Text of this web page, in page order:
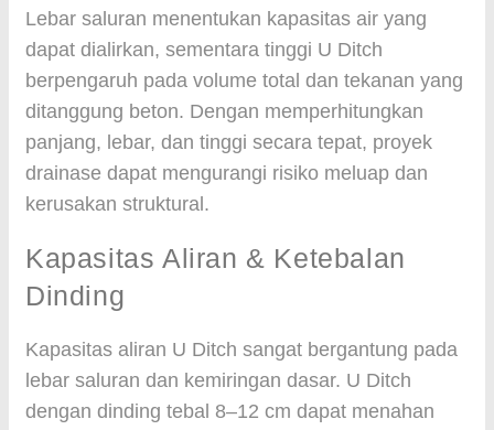
Lebar saluran menentukan kapasitas air yang
dapat dialirkan, sementara tinggi U Ditch
berpengaruh pada volume total dan tekanan yang
ditanggung beton. Dengan memperhitungkan
panjang, lebar, dan tinggi secara tepat, proyek
drainase dapat mengurangi risiko meluap dan
kerusakan struktural.
Kapasitas Aliran & Ketebalan
Dinding
Kapasitas aliran U Ditch sangat bergantung pada
lebar saluran dan kemiringan dasar. U Ditch
dengan dinding tebal 8–12 cm dapat menahan